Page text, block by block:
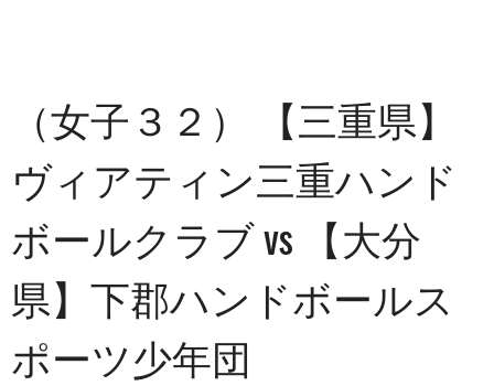
（女子３２） 【三重県】
ヴィアティン三重ハンド
ボールクラブ vs 【大分
県】下郡ハンドボールス
ポーツ少年団